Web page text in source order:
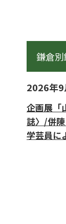
鎌倉
2026年9
企画展「
誌〉/併
学芸員に